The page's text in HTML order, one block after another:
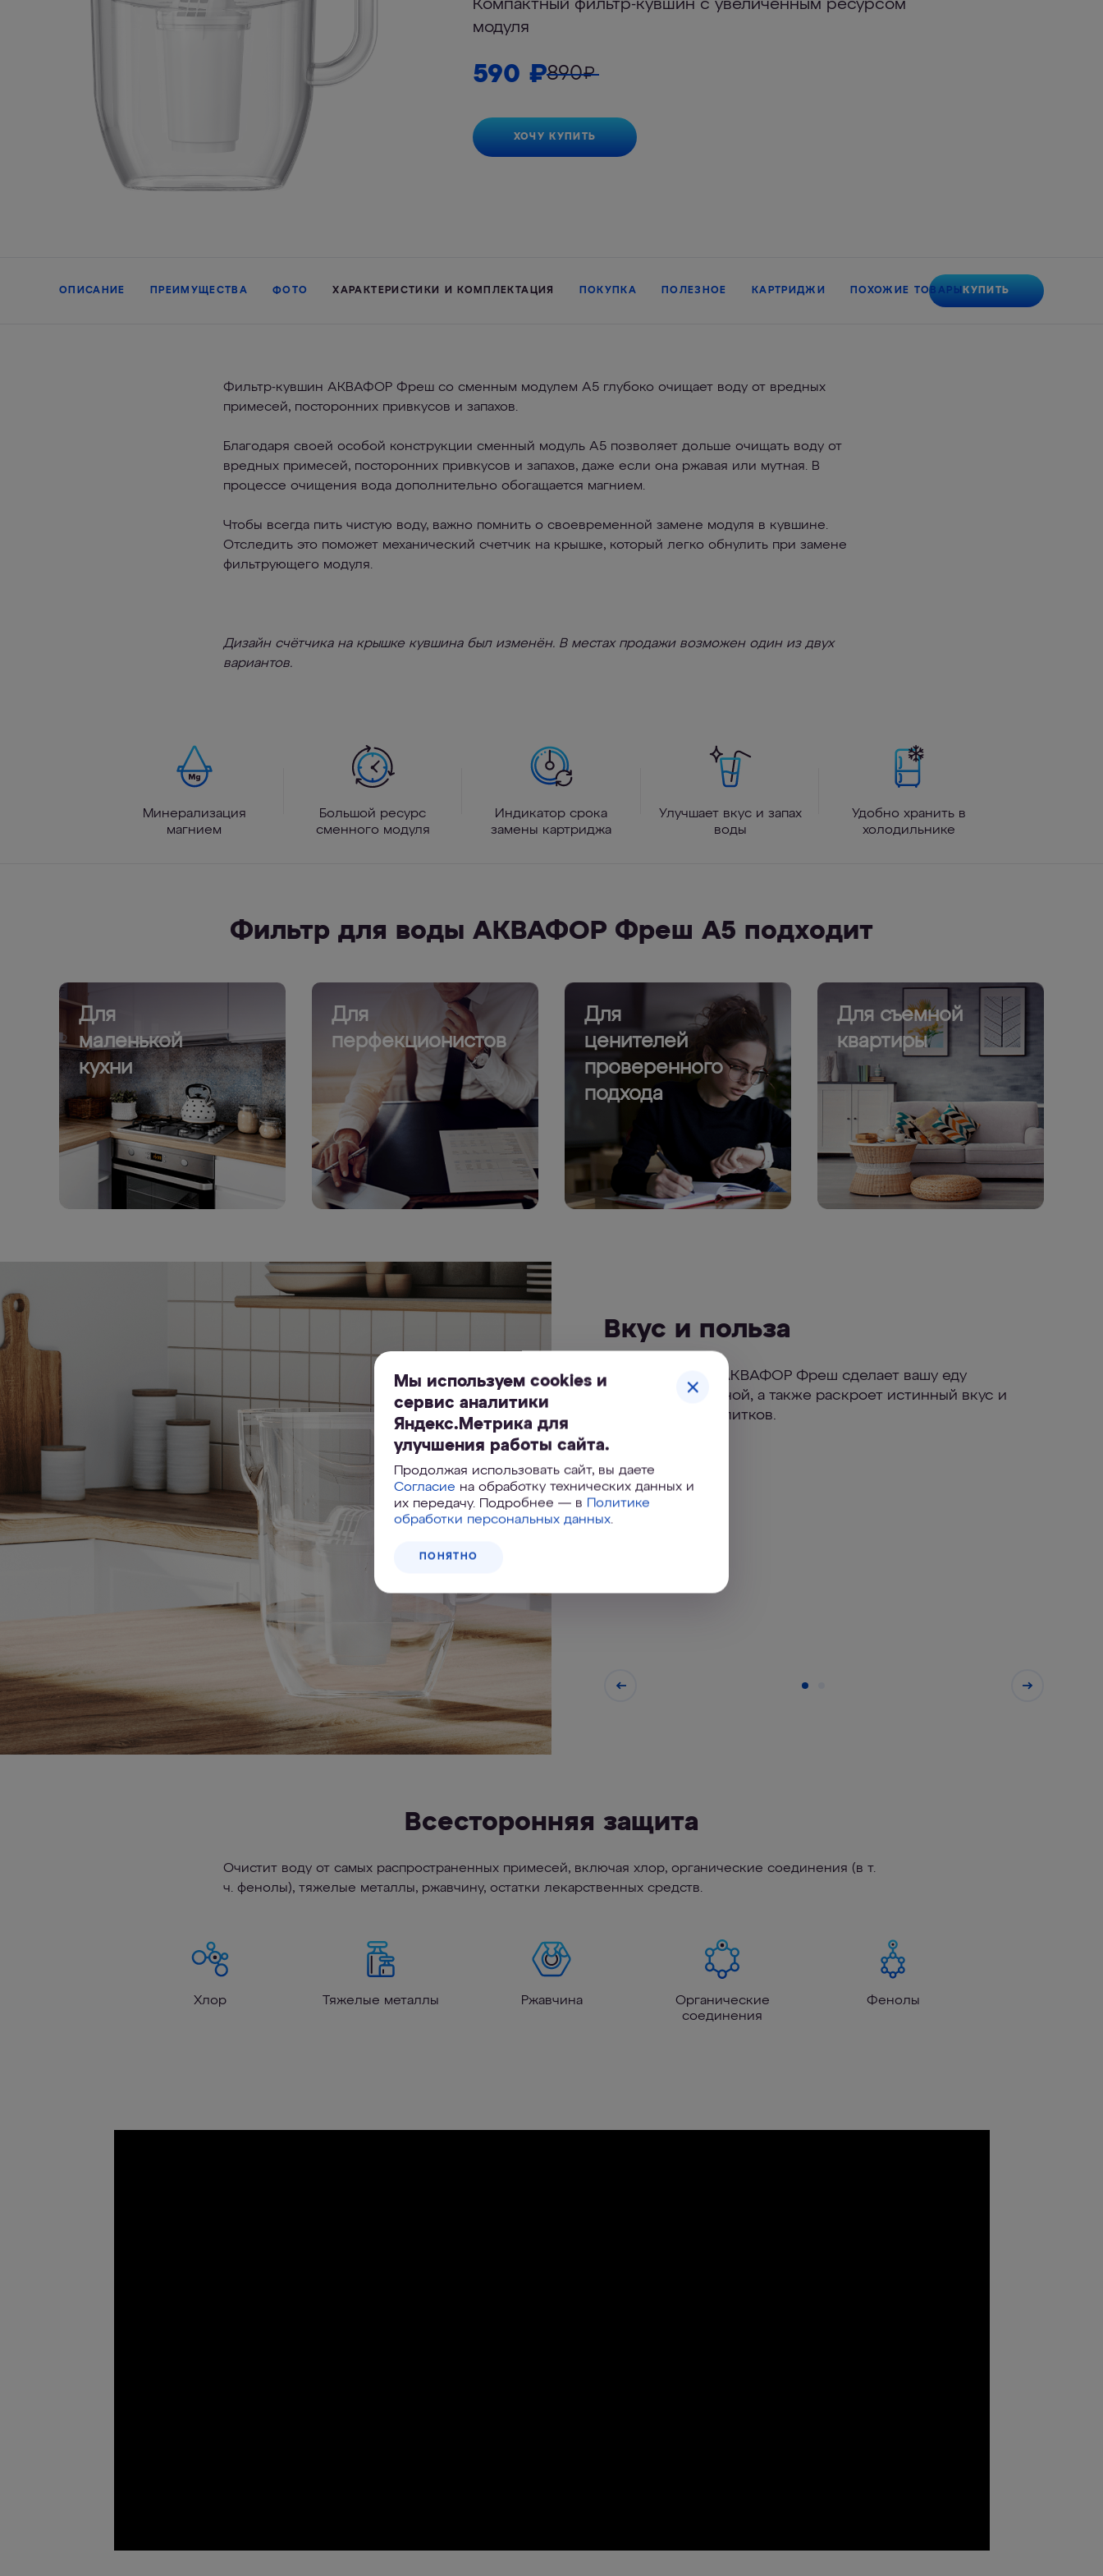
Компактный фильтр-кувшин с увеличенным ресурсом
модуля
590 ₽890₽
ХОЧУ КУПИТЬ
ОПИСАНИЕ ПРЕИМУЩЕСТВА ФОТО ХАРАКТЕРИСТИКИ И КОМПЛЕКТАЦИЯ ПОКУПКА ПОЛЕЗНОЕ КАРТРИДЖИ ПОХОЖИЕ ТОВАРЫ КУПИТЬ
Фильтр-кувшин АКВАФОР Фреш со сменным модулем А5 глубоко очищает воду от вредных
примесей, посторонних привкусов и запахов.
Благодаря своей особой конструкции сменный модуль А5 позволяет дольше очищать воду от
вредных примесей, посторонних привкусов и запахов, даже если она ржавая или мутная. В
процессе очищения вода дополнительно обогащается магнием.
Чтобы всегда пить чистую воду, важно помнить о своевременной замене модуля в кувшине.
Отследить это поможет механический счетчик на крышке, который легко обнулить при замене
фильтрующего модуля.
Дизайн счётчика на крышке кувшина был изменён. В местах продажи возможен один из двух
вариантов.
Минерализация
магнием
Большой ресурс
сменного модуля
Индикатор срока
замены картриджа
Улучшает вкус и запах
воды
Удобно хранить в
холодильнике
Фильтр для воды АКВАФОР Фреш А5 подходит
Для
маленькой
кухни
Для
перфекционистов
Для
ценителей
проверенного
подхода
Для съемной
квартиры
холодильника. Это позволяет приготовить летние
прохладительные напитки из очищенной воды с
Вкус и польза
Фильтр-кувшин АКВАФОР Фреш сделает вашу еду
вкусной и полезной, а также раскроет истинный вкус и
аромат ваших напитков.
Всесторонняя защита
Очистит воду от самых распространенных примесей, включая хлор, органические соединения (в т.
ч. фенолы), тяжелые металлы, ржавчину, остатки лекарственных средств.
Хлор Тяжелые металлы Ржавчина
Органические
соединения
Фенолы
Мы используем cookies и
сервис аналитики
Яндекс.Метрика для
улучшения работы сайта.
Продолжая использовать сайт, вы даете
Согласие на обработку технических данных и
их передачу. Подробнее — в Политике
обработки персональных данных.
ПОНЯТНО